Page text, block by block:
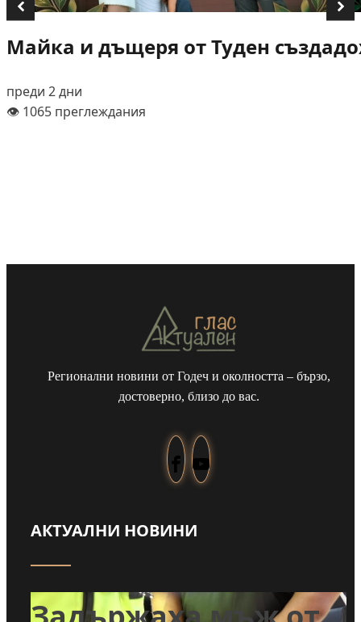
Майка и дъщеря от Туден
преди 2 дни
👁️ 1065 преглеждания
Регионални новини от Годеч и околността – бързо,
достоверно, близо до вас.
АКТУАЛНИ НОВИНИ